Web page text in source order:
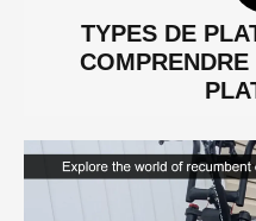
TYPES DE